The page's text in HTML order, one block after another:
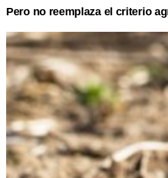
Pero no reemplaza el criterio